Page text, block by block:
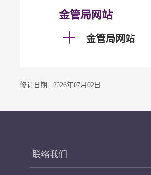
金管局网站
金管局网站
修订日期 : 2026年07月02日
联络我们